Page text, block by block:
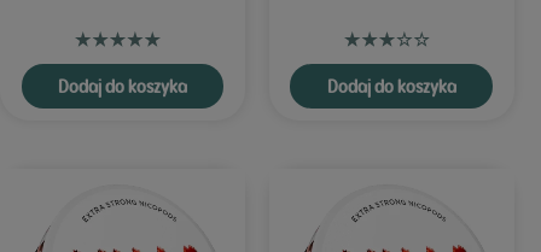
Dodaj do koszyka Dodaj do koszyka